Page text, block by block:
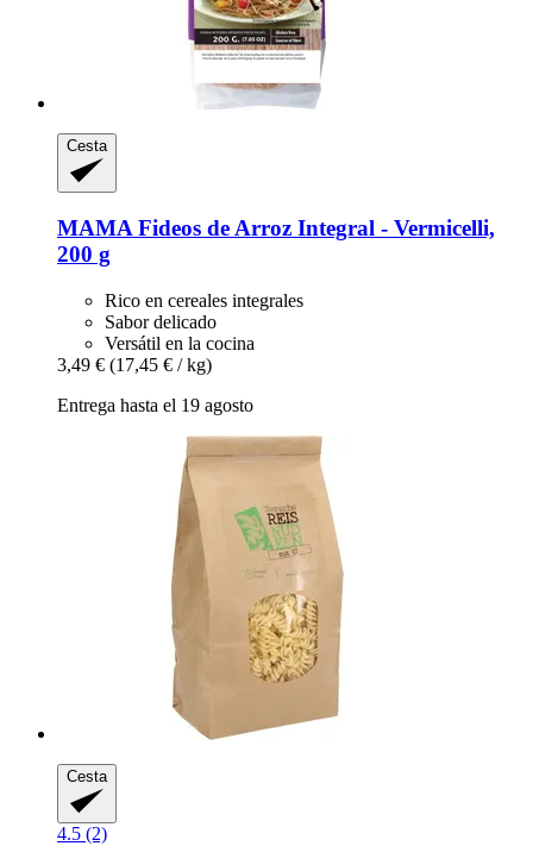
Cesta
MAMA Fideos de Arroz Integral -​ Vermicelli,
200 g
Rico en cereales integrales
Sabor delicado
Versátil en la cocina
3,49 € (17,45 € / kg)
Entrega hasta el 19 agosto
Cesta
4.5 (2)